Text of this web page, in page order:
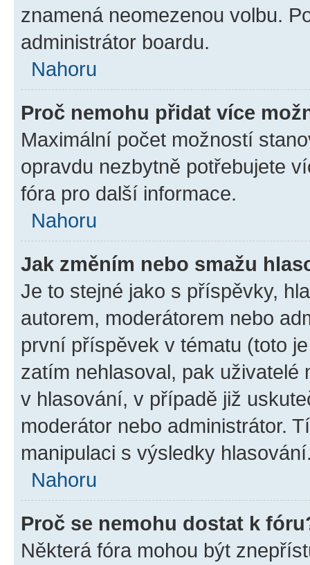
znamená neomezenou volbu.
administrátor boardu.
Nahoru
Proč nemohu přidat více
Maximální počet možností
opravdu nezbytně potřebujete
fóra pro další informace.
Nahoru
Jak změním nebo smažu
Je to stejné jako s příspěvky,
autorem, moderátorem nebo
první příspěvek v tématu (toto
zatím nehlasoval, pak uživatelé
v hlasování, v případě již
moderátor nebo administrátor.
manipulaci s výsledky
Nahoru
Proč se nemohu dostat k
Některá fóra mohou být